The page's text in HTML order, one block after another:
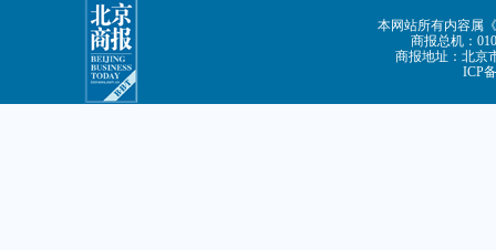
本网站所有内容属
商报总机：
商报地址：北京
ICP